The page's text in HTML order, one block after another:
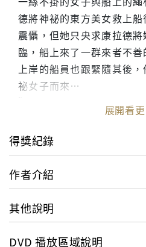
德將神祕的東方美女救上
震懾，但她只央求康拉德
臨，船上來了一群來者不
上岸的船員也跟緊隨其後
祕女子而來…
展開看
得獎紀錄
作者介紹
其他說明
DVD 播放區域說明